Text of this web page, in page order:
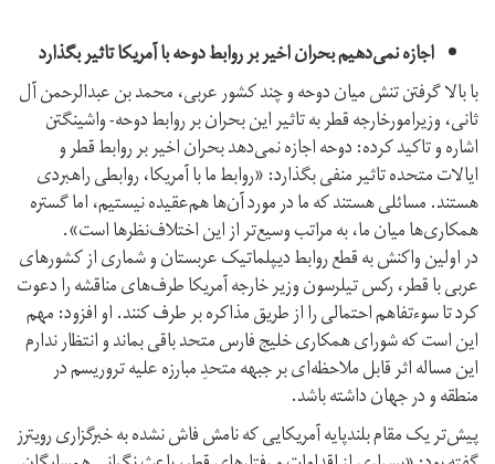
اجازه نمی‌دهیم بحران اخیر بر روابط دوحه با آمریکا تاثیر بگذارد
با بالا گرفتن تنش میان دوحه و چند کشور عربی، محمد بن عبدالرحمن آل
ثانی، وزیرامورخارجه قطر به تاثیر این بحران بر روابط دوحه- واشینگتن
اشاره و تاکید کرده: دوحه اجازه نمی‌دهد بحران اخیر بر روابط قطر و
ایالات متحده تاثیر منفی بگذارد: «روابط ما با آمریکا، روابطی راهبردی
هستند. مسائلی هستند که ما در مورد آن‌ها هم‌عقیده نیستیم، اما گستره
همکاری‌ها میان ما، به مراتب وسیع‌تر از این اختلاف‌نظرها است».
در اولین واکنش به قطع روابط دیپلماتیک عربستان و شماری از کشورهای
عربی با قطر، رکس تیلرسون وزیر خارجه آمریکا طرف‌های مناقشه را دعوت
کرد تا سوءتفاهم احتمالی را از طریق مذاکره بر طرف کنند. او افزود: مهم
این است که شورای همکاری خلیج فارس متحد باقی بماند و انتظار ندارم
این مساله اثر قابل ملاحظه‌ای بر جبهه متحدِ مبارزه علیه تروریسم در
منطقه و در جهان داشته باشد.
پیش‌تر یک مقام بلندپایه آمریکایی که نامش فاش نشده به خبرگزاری رویترز